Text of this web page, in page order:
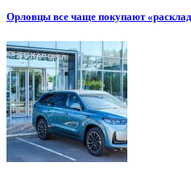
Орловцы все чаще покупают